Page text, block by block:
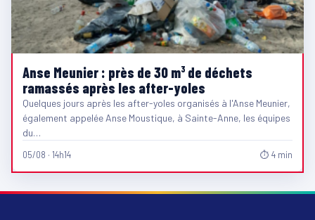
Anse Meunier : près de 30 m³ de déchets
ramassés après les after-yoles
Quelques jours après les after-yoles organisés à l'Anse Meunier,
également appelée Anse Moustique, à Sainte-Anne, les équipes
du…
05/08 · 14h14 ⏱ 4 min